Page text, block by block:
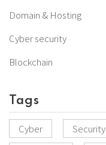
Domain & Hosting
Cyber security
Blockchain
Tags
Cyber Security